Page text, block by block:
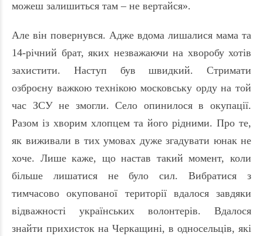
можеш залишиться там – не вертайся».
Але він повернувся. Адже вдома лишалися мама та
14-річний брат, яких незважаючи на хворобу хотів
захистити. Наступ був швидкий. Стримати
озброєну важкою технікою московську орду на той
час ЗСУ не змогли. Село опинилося в окупації.
Разом із хворим хлопцем та його рідними. Про те,
як виживали в тих умовах дуже згадувати юнак не
хоче. Лише каже, що настав такий момент, коли
більше лишатися не було сил. Вибратися з
тимчасово окупованої території вдалося завдяки
відважності українських волонтерів. Вдалося
знайти прихисток на Черкащині, в односельців, які